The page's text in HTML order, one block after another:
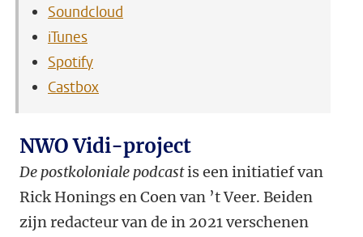
Soundcloud
iTunes
Spotify
Castbox
NWO Vidi-project
De postkoloniale podcastis een initiatief van
Rick Honings en Coen van ’t Veer. Beiden
zijn redacteur van de in 2021 verschenen